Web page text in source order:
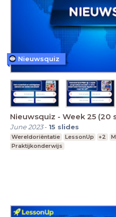
Nieuwsquiz - Week 25 (20
June 2023- 15 slides
Wereldoriëntatie LessonUp +2
Praktijkonderwijs
Nieuwsquiz